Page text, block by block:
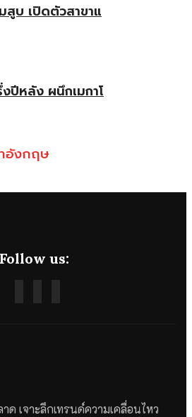
สูบ เปิดตัวสาขาแ
ปีหลัง ผนึกเมกาโ
อังกฤษ
Follow us:
ด เจาะลึกเทรนด์ความเคลื่อนไหว